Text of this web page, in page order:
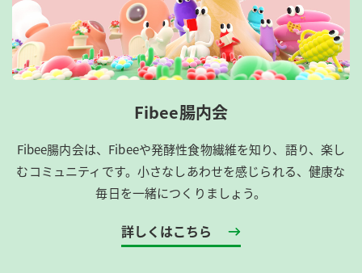
Fibee腸内会
Fibee腸内会は、​Fibeeや発酵性食物繊維を知り、語り、楽し
むコミュニティです。​小さなしあわせを感じられる、健康な
毎日を一緒につくりましょう。
詳しくはこちら